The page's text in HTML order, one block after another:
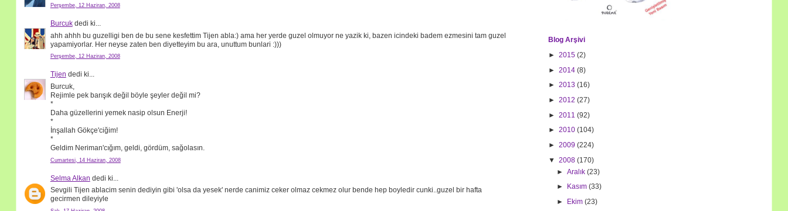
Perşembe, 12 Haziran, 2008
Burcukdedi ki...
ahh ahhh bu guzelligi ben de bu sene kesfettim Tijen abla:) ama her yerde guzel olmuyor ne yazik ki, bazen icindeki badem ezmesini tam guzel
yapamiyorlar. Her neyse zaten ben diyetteyim bu ara, unuttum bunlari :)))
Perşembe, 12 Haziran, 2008
Tijen dedi ki...
Burcuk,
Rejimle pek barışık değil böyle şeyler değil mi?
*
Daha güzellerini yemek nasip olsun Enerji!
*
İnşallah Gökçe'ciğim!
*
Geldim Neriman'cığım, geldi, gördüm, sağolasın.
Cumartesi, 14 Haziran, 2008
Selma Alkan dedi ki...
Sevgili Tijen ablacim senin dediyin gibi 'olsa da yesek' nerde canimiz ceker olmaz cekmez olur bende hep boyledir cunki..guzel bir hafta
gecirmen dileyiyle
Blog Arşivi
► 2015 (2)
► 2014 (8)
► 2013 (16)
► 2012 (27)
► 2011 (92)
► 2010 (104)
► 2009 (224)
▼ 2008 (170)
► Aralık (23)
► Kasım (33)
► Ekim (23)